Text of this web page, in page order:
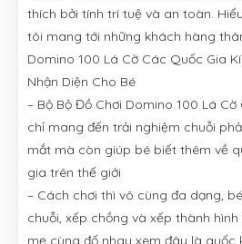
thích bởi tính trí tuệ và an toàn.
tôi mang tới những khách hàng
Domino 100 Lá Cờ Các Quốc Gia
Nhận Diện Cho Bé
– Bộ Bộ Đồ Chơi Domino 100 Lá
chỉ mang đến trải nghiệm chuỗi
mắt mà còn giúp bé biết thêm về
gia trên thế giới
– Cách chơi thì vô cùng đa dạng,
chuỗi, xếp chồng và xếp thành
mẹ cùng đố nhau xem đây là quốc